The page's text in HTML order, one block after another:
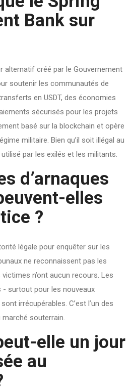
Bank sur
alternatif créé par le Gouvernement
soutenir les communautés de
en USDT, des économies
sécurisés pour les projets
basé sur la blockchain et opère
militaire. Bien qu’il soit illégal au
par les exilés et les militants.
d’arnaques
elles
?
légale pour enquêter sur les
ne reconnaissent pas les
n’ont aucun recours. Les
surtout pour les nouveaux
irrécupérables. C’est l’un des
souterrain.
elle un jour
au